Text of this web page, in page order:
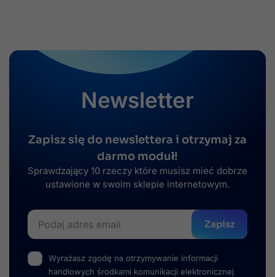
Newsletter
Zapisz się do newslettera i otrzymaj za
darmo moduł!
Sprawdzający 10 rzeczy które musisz mieć dobrze
ustawione w swoim sklepie internetowym.
Zapisz
Wyrażasz zgodę na otrzymywanie informacji
handlowych środkami komunikacji elektronicznej